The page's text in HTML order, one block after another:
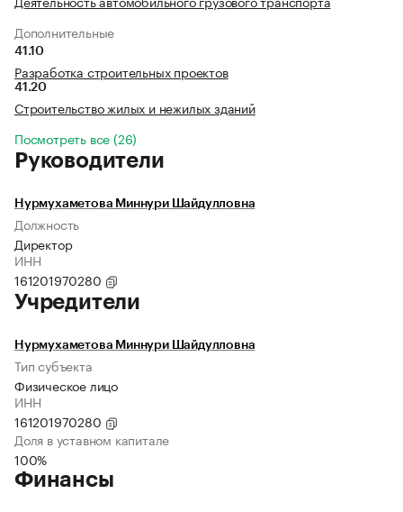
Дополнительные
41.10
Разработка строительных проектов
41.20
Строительство жилых и нежилых зданий
Посмотреть все (26)
Руководители
Нурмухаметова Миннури Шайдулловна
Должность
Директор
ИНН
161201970280
Учредители
Нурмухаметова Миннури Шайдулловна
Тип субъекта
Физическое лицо
ИНН
161201970280
Доля в уставном капитале
100%
Финансы